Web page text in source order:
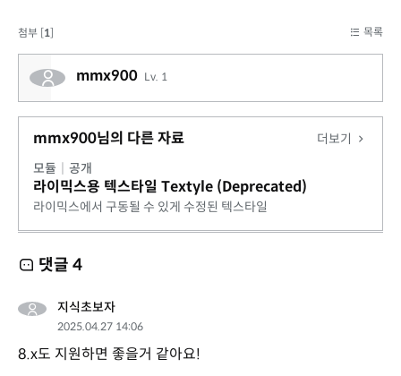
첨부 [1] 목록
mmx900 Lv. 1
mmx900님의 다른 자료
더보기
모듈
공개
라이믹스용 텍스타일 Textyle (Deprecated)
라이믹스에서 구동될 수 있게 수정된 텍스타일
댓글 4
지식초보자
2025.04.27 14:06
8.x도 지원하면 좋을거 같아요!